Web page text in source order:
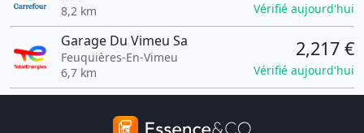
8,2 km
Vérifié aujourd'hui
Garage Du Vimeu Sa
Feuquières-En-Vimeu
6,7 km
2,217 €
Vérifié aujourd'hui